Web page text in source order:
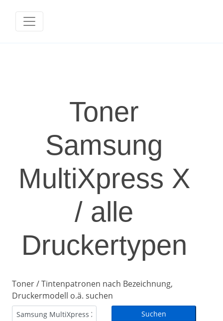
Toner
Samsung
MultiXpress X
/ alle
Druckertypen
Toner / Tintenpatronen nach Bezeichnung,
Druckermodell o.ä. suchen